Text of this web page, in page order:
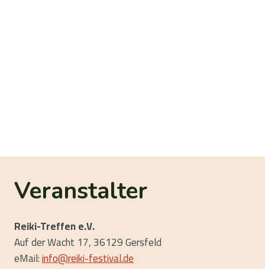
Veranstalter
Reiki-Treffen e.V.
Auf der Wacht 17, 36129 Gersfeld
eMail:info@reiki-festival.de